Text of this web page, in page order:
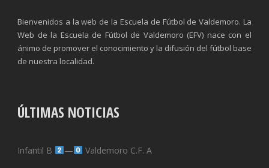
Bienvenidos a la web de la Escuela de Fútbol de Valdemoro. La
Web de la Escuela de Fútbol de Valdemoro (EFV) nace con el
ánimo de promover el conocimiento y la difusión del fútbol base
de nuestra localidad.
ÚLTIMAS NOTICIAS
Infantil B — Valdemoro C.F. A